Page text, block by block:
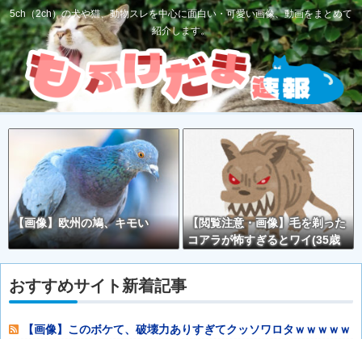
5ch（2ch）の犬や猫、動物スレを中心に面白い・可愛い画像、動画をまとめて
紹介します。
【画像】欧州の鳩、キモい
【閲覧注意・画像】毛を剃った
コアラが怖すぎるとワイ(35歳
おすすめサイト新着記事
【画像】このボケて、破壊力ありすぎてクッソワロタｗｗｗｗｗ